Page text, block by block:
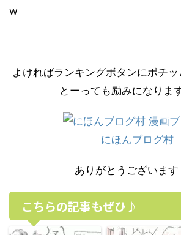
w
よければランキングボタンにポチッ
とーっても励みになりま
にほんブログ村
ありがとうございます
こちらの記事もぜひ♪